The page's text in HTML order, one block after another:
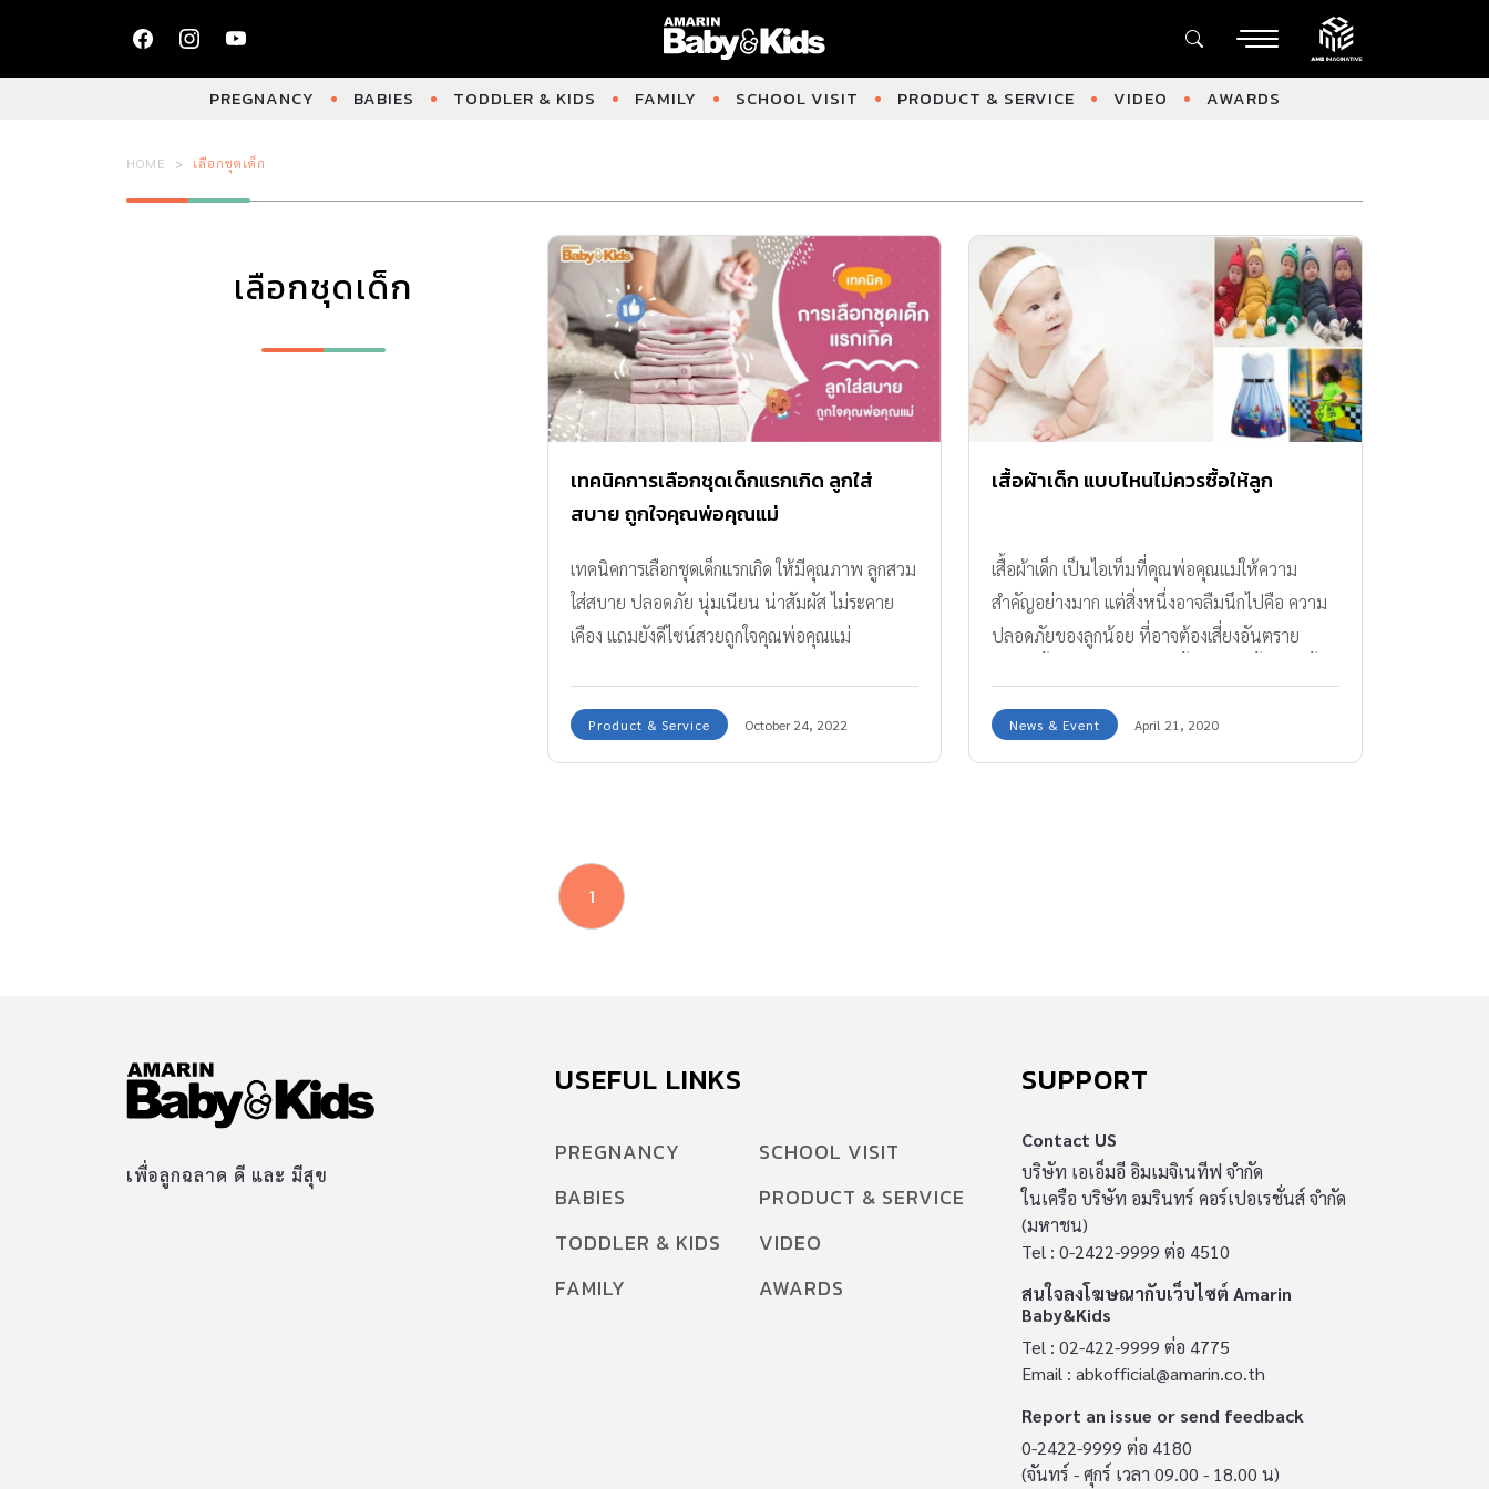
PREGNANCY BABIES TODDLER & KIDS FAMILY SCHOOL VISIT PRODUCT & SERVICE VIDEO AWARDS
HOME เลือกชุดเด็ก
เลือกชุดเด็ก
เทคนิคการเลือกชุดเด็กแรกเกิด ลูกใส่
สบาย ถูกใจคุณพ่อคุณแม่
เทคนิคการเลือกชุดเด็กแรกเกิด ให้มีคุณภาพ ลูกสวม
ใส่สบาย ปลอดภัย นุ่มเนียน น่าสัมผัส ไม่ระคาย
เคือง แถมยังดีไซน์สวยถูกใจคุณพ่อคุณแม่
Product & Service October 24, 2022
เสื้อผ้าเด็ก แบบไหนไม่ควรซื้อให้ลูก
เสื้อผ้าเด็ก เป็นไอเท็มที่คุณพ่อคุณแม่ให้ความ
สำคัญอย่างมาก แต่สิ่งหนึ่งอาจลืมนึกไปคือ ความ
ปลอดภัยของลูกน้อย ที่อาจต้องเสี่ยงอันตราย
News & Event April 21, 2020
1
เพื่อลูกฉลาด ดี และ มีสุข
USEFUL LINKS
PREGNANCY
BABIES
TODDLER & KIDS
FAMILY
SCHOOL VISIT
PRODUCT & SERVICE
VIDEO
AWARDS
SUPPORT
Contact US
บริษัท เอเอ็มอี อิมเมจิเนทีฟ จำกัด
ในเครือ บริษัท อมรินทร์ คอร์เปอเรชั่นส์ จำกัด
(มหาชน)
Tel : 0-2422-9999 ต่อ 4510
สนใจลงโฆษณากับเว็บไซต์ Amarin
Baby&Kids
Tel : 02-422-9999 ต่อ 4775
Email : abkofficial@amarin.co.th
Report an issue or send feedback
0-2422-9999 ต่อ 4180
(จันทร์ - ศุกร์ เวลา 09.00 - 18.00 น)